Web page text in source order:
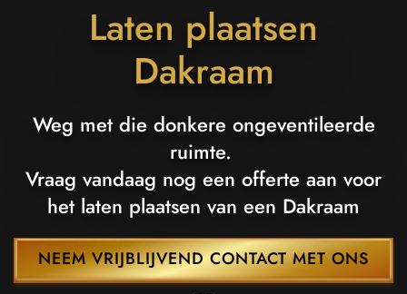
Laten plaatsen
Dakraam
Weg met die donkere ongeventileerde
ruimte.
Vraag vandaag nog een offerte aan voor
het laten plaatsen van een Dakraam
NEEM VRIJBLIJVEND CONTACT MET ONS